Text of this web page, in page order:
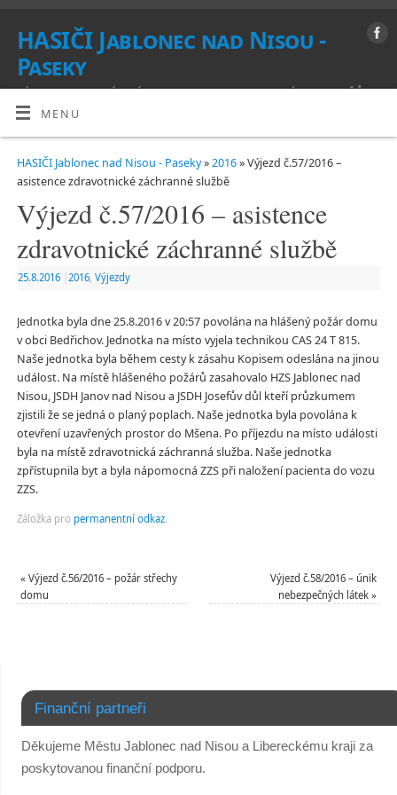
HASIČI Jablonec nad Nisou -
Paseky
VÍTEJTE NA STRÁNKÁCH SBORU DOBROVOLNÝCH HASIČŮ
MENU
HASIČI Jablonec nad Nisou - Paseky»2016» Výjezd č.57/2016 –
asistence zdravotnické záchranné službě
Výjezd č.57/2016 – asistence
zdravotnické záchranné službě
25.8.2016 2016, Výjezdy
Jednotka byla dne 25.8.2016 v 20:57 povolána na hlášený požár domu
v obci Bedřichov. Jednotka na místo vyjela technikou CAS 24 T 815.
Naše jednotka byla během cesty k zásahu Kopisem odeslána na jinou
událost. Na místě hlášeného požárů zasahovalo HZS Jablonec nad
Nisou, JSDH Janov nad Nisou a JSDH Josefův důl kteří průzkumem
zjistili že se jedná o planý poplach. Naše jednotka byla povolána k
otevření uzavřených prostor do Mšena. Po příjezdu na místo události
byla na místě zdravotnická záchranná služba. Naše jednotka
zpřístupnila byt a byla nápomocná ZZS při naložení pacienta do vozu
ZZS.
Záložka pro permanentní odkaz.
« Výjezd č.56/2016 – požár střechy
domu
Výjezd č.58/2016 – únik
nebezpečných látek»
Finanční partneři
Děkujeme Městu Jablonec nad Nisou a Libereckému kraji za
poskytovanou finanční podporu.